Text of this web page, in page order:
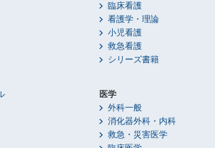
臨床看護
看護学・理論
小児看護
救急看護
シリーズ書籍
医学
外科一般
消化器外科・内科
救急・災害医学